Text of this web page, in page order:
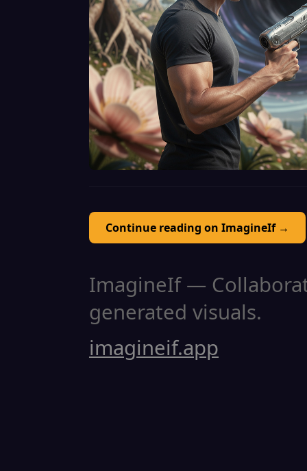
Continue reading on ImagineIf →
ImagineIf —
generated visuals.
imagineif.app